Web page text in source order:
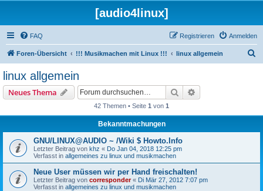
[audio4linux]
FAQ Anmelden
Registrieren
Foren-Übersicht !!! Musikmachen mit Linux !!! linux allgemein
linux allgemein
Neues Thema Suche
42 Themen • Seite 1 von 1
Bekanntmachungen
GNU/LINUX@AUDIO ~ /Wiki $ Howto.Info
Letzter Beitrag von khz « Do Jan 04, 2018 12:25 pm
Verfasst in allgemeines zu linux und musikmachen
Neue User müssen wir per Hand freischalten!
Letzter Beitrag von corresponder« Di Mär 27, 2012 7:07 pm
Verfasst in allgemeines zu linux und musikmachen